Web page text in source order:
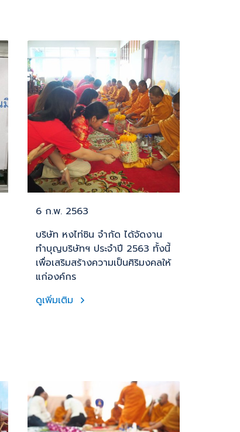
6 ก.พ. 2563
บริษัท หงไท่ซิน จำกัด ได้จัดงาน
ทำบุญบริษัทฯ ประจำปี 2563 ทั้งนี้
เพื่อเสริมสร้างความเป็นศิริมงคลให้
แก่องค์กร
ดูเพิ่มเติม